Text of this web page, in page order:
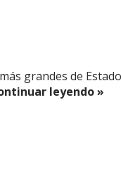
grandes de
leyendo »